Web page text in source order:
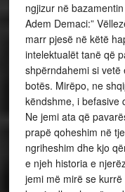
ngjizur në
Adem Demaci:”
marr pjesë në këtë
intelektualët tanë që
shpërndahemi si
botës. Mirëpo, ne
këndshme, i befasive
Ne jemi ata që
prapë qoheshim në
ngriheshim dhe kjo
e njeh historia e
jemi më mirë se